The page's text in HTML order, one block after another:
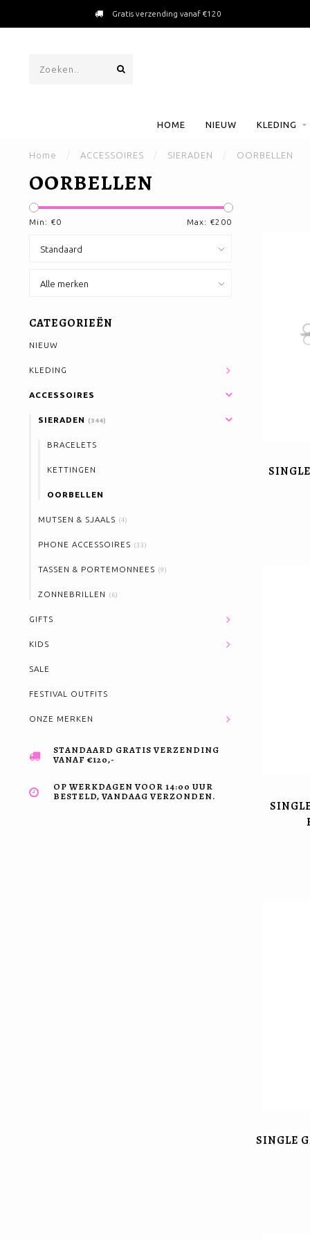
Gratis verzending vanaf €120
HOME NIEUW KLEDING
Home / ACCESSOIRES / SIERADEN / OORBELLEN
OORBELLEN
Min: €0 Max: €200
CATEGORIEËN
NIEUW
KLEDING
ACCESSOIRES
SIERADEN (344)
BRACELETS
KETTINGEN
OORBELLEN
MUTSEN & SJAALS (4)
PHONE ACCESSOIRES (33)
TASSEN & PORTEMONNEES (9)
ZONNEBRILLEN (6)
GIFTS
KIDS
SALE
FESTIVAL OUTFITS
ONZE MERKEN
STANDAARD GRATIS VERZENDING
VANAF €120,-
OP WERKDAGEN VOOR 14:00 UUR
BESTELD, VANDAAG VERZONDEN.
SINGLE